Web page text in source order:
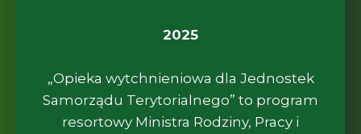
2025
„Opieka wytchnieniowa dla Jednostek
Samorządu Terytorialnego” to program
resortowy Ministra Rodziny, Pracy i